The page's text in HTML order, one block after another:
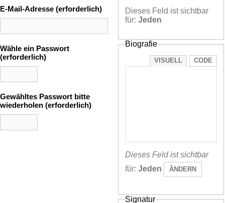
E-Mail-Adresse (erforderlich)
Wähle ein Passwort
(erforderlich)
Gewähltes Passwort bitte
wiederholen (erforderlich)
Dieses Feld ist sichtbar
für: Jeden
Biografie
VISUELL CODE
Dieses Feld ist sichtbar
für: Jeden ÄNDERN
Signatur